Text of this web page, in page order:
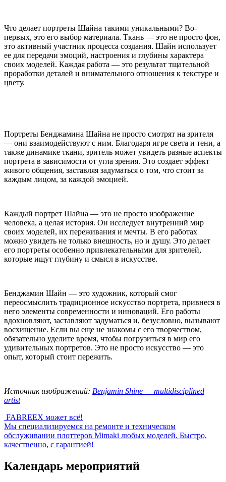
Что делает портреты Шайна такими уникальными? Во-
первых, это его выбор материала. Ткань — это не просто фон,
это активный участник процесса создания. Шайн использует
ее для передачи эмоций, настроения и глубины характера
своих моделей. Каждая работа — это результат тщательной
проработки деталей и внимательного отношения к текстуре и
цвету.
Портреты Бенджамина Шайна не просто смотрят на зрителя
— они взаимодействуют с ним. Благодаря игре света и тени, а
также динамике ткани, зритель может увидеть разные аспекты
портрета в зависимости от угла зрения. Это создает эффект
живого общения, заставляя задуматься о том, что стоит за
каждым лицом, за каждой эмоцией.
Каждый портрет Шайна — это не просто изображение
человека, а целая история. Он исследует внутренний мир
своих моделей, их переживания и мечты. В его работах
можно увидеть не только внешность, но и душу. Это делает
его портреты особенно привлекательными для зрителей,
которые ищут глубину и смысл в искусстве.
Бенджамин Шайн — это художник, который смог
переосмыслить традиционное искусство портрета, привнеся в
него элементы современности и инноваций. Его работы
вдохновляют, заставляют задуматься и, безусловно, вызывают
восхищение. Если вы еще не знакомы с его творчеством,
обязательно уделите время, чтобы погрузиться в мир его
удивительных портретов. Это не просто искусство — это
опыт, который стоит пережить.
Источник изображений: Benjamin Shine — multidisciplined
artist
FABREEX может всё!
Мы специализируемся на ремонте и техническом
обслуживании плоттеров Mimaki любых моделей. Быстро,
качественно, с гарантией!
Календарь мероприятий